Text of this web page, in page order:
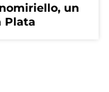
un
Plata